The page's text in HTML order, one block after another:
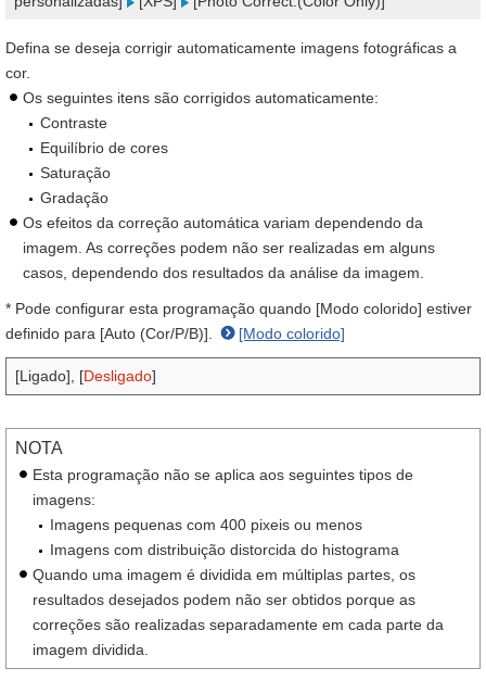
Defina se deseja corrigir automaticamente imagens fotográficas a
cor.
Os seguintes itens são corrigidos automaticamente:
Contraste
Equilíbrio de cores
Saturação
Gradação
Os efeitos da correção automática variam dependendo da
imagem. As correções podem não ser realizadas em alguns
casos, dependendo dos resultados da análise da imagem.
* Pode configurar esta programação quando [Modo colorido] estiver
definido para [Auto (Cor/P/B)].
[Modo colorido]
[Ligado], [Desligado]
NOTA
Esta programação não se aplica aos seguintes tipos de
imagens:
Imagens pequenas com 400 pixeis ou menos
Imagens com distribuição distorcida do histograma
Quando uma imagem é dividida em múltiplas partes, os
resultados desejados podem não ser obtidos porque as
correções são realizadas separadamente em cada parte da
imagem dividida.